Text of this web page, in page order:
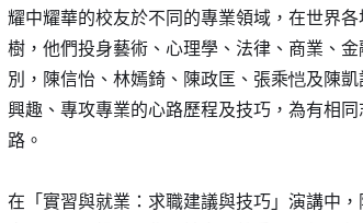
耀中耀華的校友於不同的專業領域，在世界
樹，他們投身藝術、心理學、法律、商業、
別，陳信怡、林嫣錡、陳政匡、張乘恺及陳
興趣、專攻專業的心路歷程及技巧，為有相
路。
在「實習與就業：求職建議與技巧」演講中